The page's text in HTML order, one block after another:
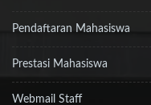
Pendaftaran Mahasiswa
Prestasi Mahasiswa
Webmail Staff